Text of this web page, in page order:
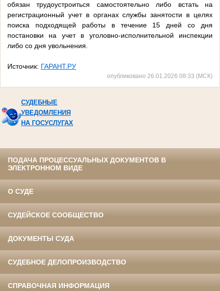
обязан трудоустроиться самостоятельно либо встать на
регистрационный учет в органах службы занятости в целях
поиска подходящей работы в течение 15 дней со дня
постановки на учет в уголовно-исполнительной инспекции
либо со дня увольнения.
Источник: ГАРАНТ.РУ
опубликовано 26.01.2026 08:33 (МСК)
СУДЕБНЫЕ
УВЕДОМЛЕНИЯ
НА ГОСУСЛУГАХ
ПОДАЧА ПРОЦЕССУАЛЬНЫХ ДОКУМЕНТОВ В
ЭЛЕКТРОННОМ ВИДЕ
О СУДЕ
СУДЕЙСКОЕ СООБЩЕСТВО
ДОКУМЕНТЫ СУДА
СУДЕБНОЕ ДЕЛОПРОИЗВОДСТВО
СПРАВОЧНАЯ ИНФОРМАЦИЯ